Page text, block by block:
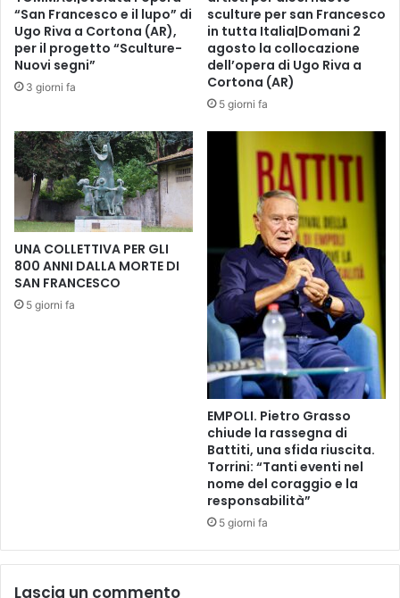
n
a
3
u
g
n
n
p
i
a
z
o
a
M
a
z
i
o
n
e
l
l
o
s
p
e
d
a
i
n
o
“San Francesco e il lupo” di
Ugo Riva a Cortona (AR),
per il progetto “Sculture-
Nuovi segni”
3 giorni fa
sculture per san Francesco
in tutta Italia|Domani 2
agosto la collocazione
dell’opera di Ugo Riva a
Cortona (AR)
5 giorni fa
UNA COLLETTIVA PER GLI
800 ANNI DALLA MORTE DI
SAN FRANCESCO
5 giorni fa
EMPOLI. Pietro Grasso
chiude la rassegna di
Battiti, una sfida riuscita.
Torrini: “Tanti eventi nel
nome del coraggio e la
responsabilità”
5 giorni fa
Lascia un commento